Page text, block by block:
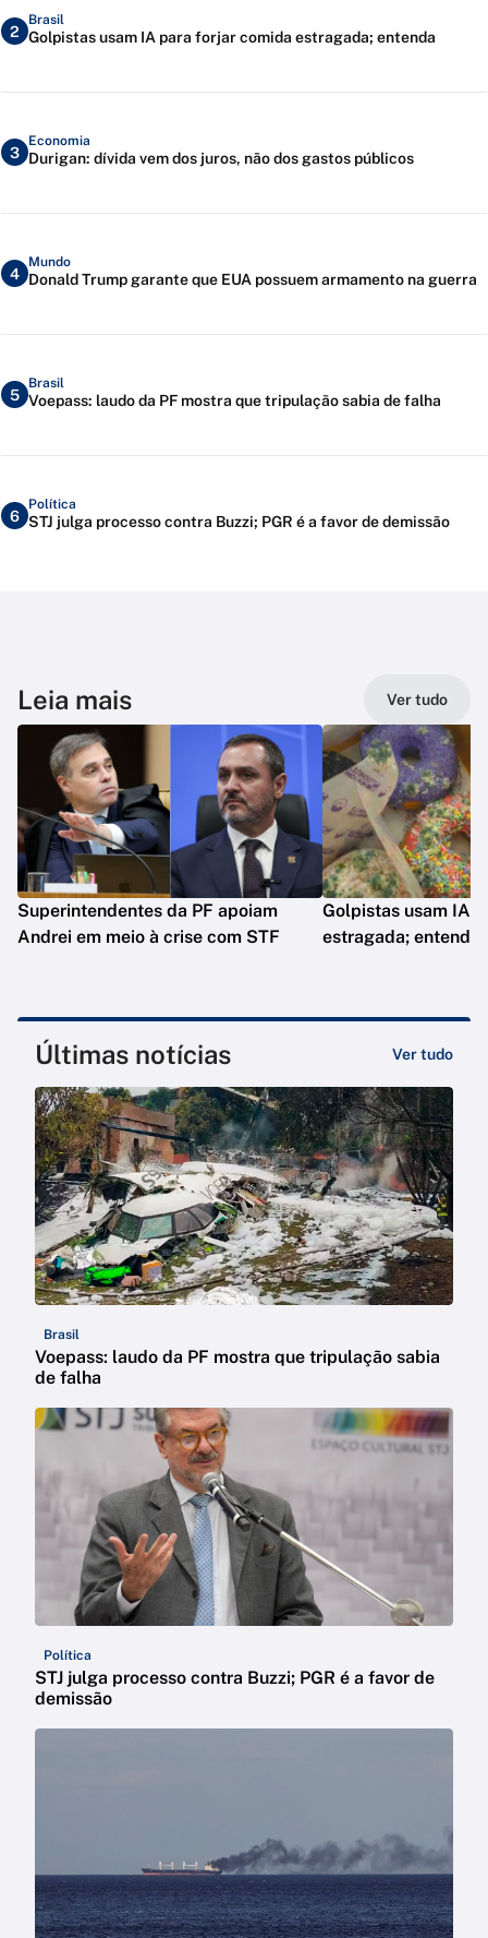
2
Brasil
Golpistas usam IA para forjar comida estragada; entenda
3
Economia
Durigan: dívida vem dos juros, não dos gastos públicos
4
Mundo
Donald Trump garante que EUA possuem armamento na guerra
5
Brasil
Voepass: laudo da PF mostra que tripulação sabia de falha
6
Política
STJ julga processo contra Buzzi; PGR é a favor de demissão
Leia mais Ver tudo
Superintendentes da PF apoiam
Andrei em meio à crise com STF
Golpistas usam IA
estragada; entenda
Últimas notícias Ver tudo
Brasil
Voepass: laudo da PF mostra que tripulação sabia
de falha
Política
STJ julga processo contra Buzzi; PGR é a favor de
demissão